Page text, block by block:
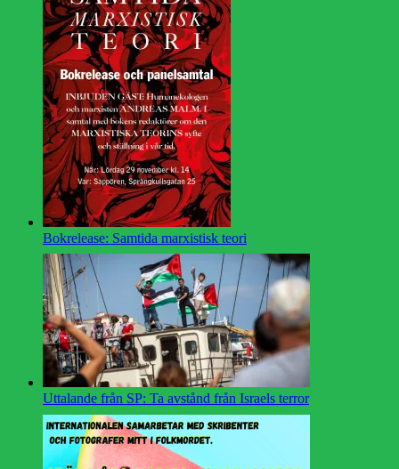
Bokrelease: Samtida marxistisk teori
Uttalande från SP: Ta avstånd från Israels terror